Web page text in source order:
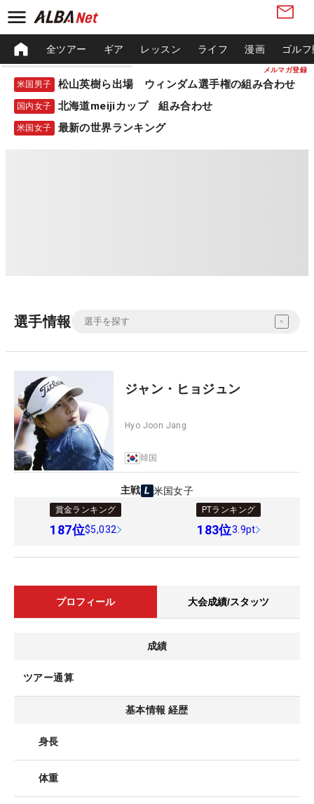
メルマガ登録
全ツアー ギア レッスン ライフ 漫画 ゴル
米国男子 松山英樹ら出場 ウィンダム選手権の組み合わせ
国内女子 北海道meijiカップ 組み合わせ
米国女子 最新の世界ランキング
選手情報
ジャン・ヒョジュン
Hyo Joon Jang
韓国
主戦 米国女子
賞金ランキング
187位$5,032
PTランキング
183位3.9pt
プロフィール 大会成績/スタッツ
成績
ツアー通算
基本情報 経歴
身長
体重